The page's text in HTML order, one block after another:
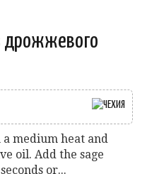
дрожжевого
a medium heat and
oil. Add the sage
or...